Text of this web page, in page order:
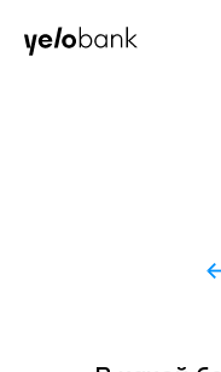
Частным лицам